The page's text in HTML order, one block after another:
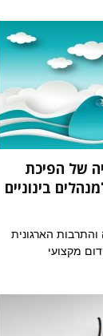
של הפיכת
בינוניים
והתרבות הארגונית
מקצועי